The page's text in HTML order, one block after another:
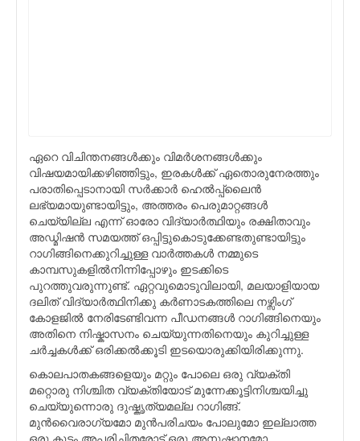
ഏറെ വിചിന്തനങ്ങള്‍ക്കും വിമര്‍ശനങ്ങള്‍ക്കും
വിഷയമായിക്കഴിഞ്ഞിട്ടും, ഇരകള്‍ക്ക് ഏതൊരുനേരത്തും
പരാതിപ്പെടാനായി സര്‍ക്കാര്‍ ഹെല്‍പ്പ്ലൈന്‍
ലഭ്യമായുണ്ടായിട്ടും, അത്തരം പെരുമാറ്റങ്ങള്‍
ചെയ്യില്ല എന്ന് ഓരോ വിദ്യാര്‍ത്ഥിയും രക്ഷിതാവും
അഡ്മിഷന്‍ സമയത്ത് ഒപ്പിട്ടുകൊടുക്കേണ്ടതുണ്ടായിട്ടും
റാഗിങ്ങിനെക്കുറിച്ചുള്ള വാര്‍ത്തകള്‍ നമ്മുടെ
കാമ്പസുകളില്‍നിന്നിപ്പോഴും ഇടക്കിടെ
പുറത്തുവരുന്നുണ്ട്. ഏറ്റവുമൊടുവിലായി, മലയാളിയായ
ദലിത് വിദ്യാര്‍ത്ഥിനിക്കു കര്‍ണാടകത്തിലെ നഴ്സിംഗ്
കോളജില്‍ നേരിടേണ്ടിവന്ന പീഡനങ്ങള്‍ റാഗിങ്ങിനെയും
അതിനെ നിഷ്കാസനം ചെയ്യുന്നതിനെയും കുറിച്ചുള്ള
ചര്‍ച്ചകള്‍ക്ക് ഒരിക്കല്‍ക്കൂടി ഇടയൊരുക്കിയിരിക്കുന്നു.
കൊലപാതകങ്ങളെയും മറ്റും പോലെ ഒരു വ്യക്തി
മറ്റൊരു നിശ്ചിത വ്യക്തിയോട് മുന്നേക്കൂട്ടിനിശ്ചയിച്ചു
ചെയ്യുന്നൊരു ദുഷ്കൃത്യമല്ല റാഗിങ്ങ്.
മുന്‍വൈരാഗ്യമോ മുന്‍പരിചയം പോലുമോ ഇല്ലാത്ത